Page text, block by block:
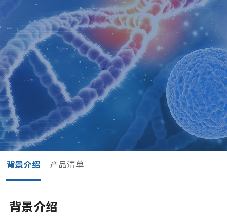
背景介绍 产品清单
背景介绍